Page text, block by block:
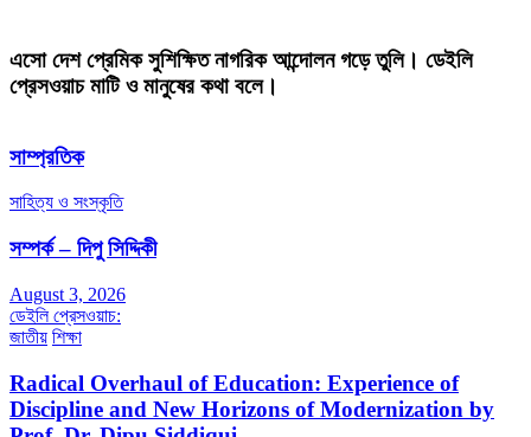
এসো দেশ প্রেমিক সুশিক্ষিত নাগরিক আন্দোলন গড়ে তুলি। ডেইলি
প্রেসওয়াচ মাটি ও মানুষের কথা বলে।
সাম্প্রতিক
সাহিত্য ও সংস্কৃতি
সম্পর্ক – দিপু সিদ্দিকী
August 3, 2026
ডেইলি প্রেসওয়াচ:
জাতীয় শিক্ষা
Radical Overhaul of Education: Experience of
Discipline and New Horizons of Modernization by